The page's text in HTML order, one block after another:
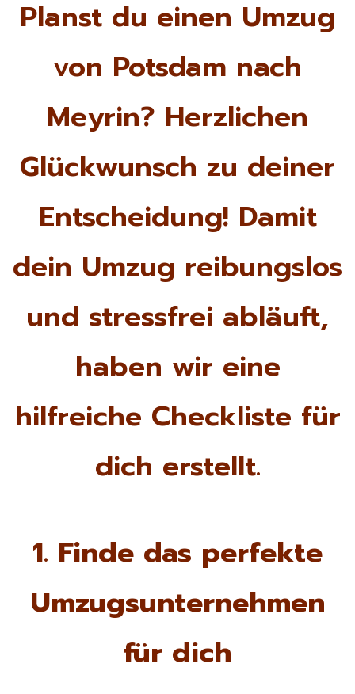
Planst du einen Umzug
von Potsdam nach
Meyrin? Herzlichen
Glückwunsch zu deiner
Entscheidung! Damit
dein Umzug reibungslos
und stressfrei abläuft,
haben wir eine
hilfreiche Checkliste für
dich erstellt.
1. Finde das perfekte
Umzugsunternehmen
für dich